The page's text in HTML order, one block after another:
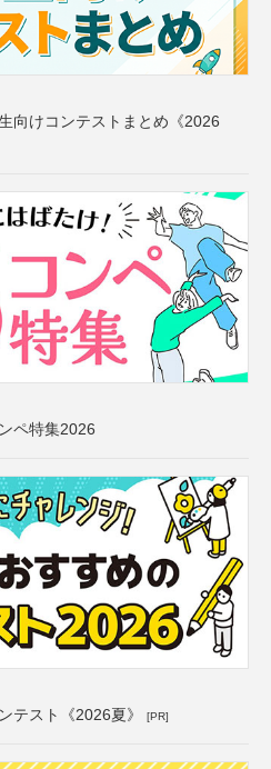
向けコンテストまとめ《2026
ペ特集2026
テスト《2026夏》 [PR]